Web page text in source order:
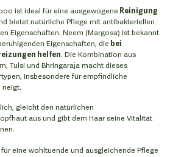
ist ideal für eine ausgewogene Reinigung
bietet natürliche Pflege mit antibakteriellen
Eigenschaften. Neem (Margosa) ist bekannt
Eigenschaften, die bei
helfen. Die Kombination aus
Tulsi und Bhringaraja macht dieses
insbesondere für empfindliche
neigt.
gleicht den natürlichen
aus und gibt dem Haar seine Vitalität
eine wohltuende und ausgleichende Pflege